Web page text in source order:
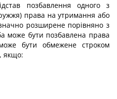
позбавлення одного з
права на утримання або
розширене порівняно з
може бути позбавлена права
бути обмежене строком
якщо: